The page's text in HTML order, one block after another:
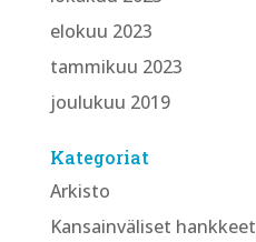
elokuu 2023
tammikuu 2023
joulukuu 2019
Kategoriat
Arkisto
Kansainväliset hankkeet